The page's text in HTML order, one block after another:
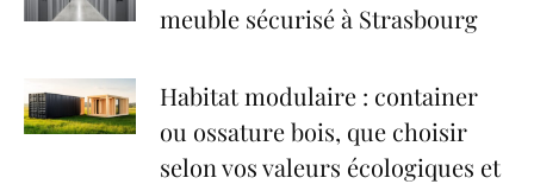
meuble sécurisé à Strasbourg
Habitat modulaire : container
ou ossature bois, que choisir
selon vos valeurs écologiques et